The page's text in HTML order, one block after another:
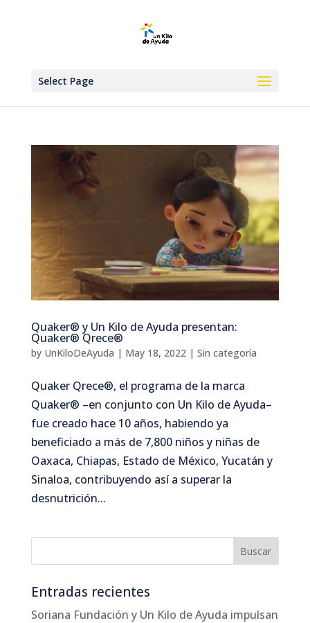
Select Page
Quaker® y Un Kilo de Ayuda presentan:
Quaker® Qrece®
by UnKiloDeAyuda | May 18, 2022| Sin categoría
Quaker Qrece®, el programa de la marca
Quaker® –en conjunto con Un Kilo de Ayuda–
fue creado hace 10 años, habiendo ya
beneficiado a más de 7,800 niños y niñas de
Oaxaca, Chiapas, Estado de México, Yucatán y
Sinaloa, contribuyendo así a superar la
desnutrición...
Entradas recientes
Soriana Fundación y Un Kilo de Ayuda impulsan